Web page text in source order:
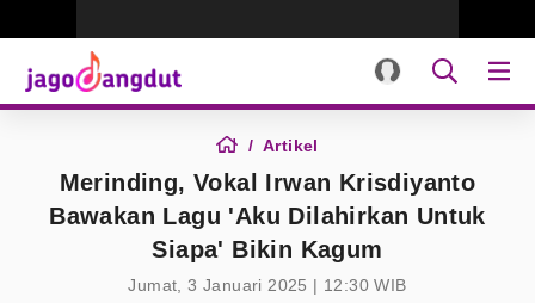
Artikel
Merinding, Vokal Irwan Krisdiyanto
Bawakan Lagu 'Aku Dilahirkan Untuk
Siapa' Bikin Kagum
Jumat, 3 Januari 2025 | 12:30 WIB